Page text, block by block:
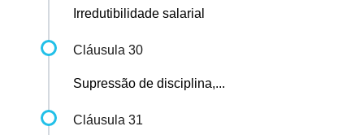
Irredutibilidade salarial
Cláusula 30
Supressão de disciplina,...
Cláusula 31